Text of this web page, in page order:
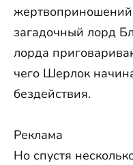
загадочный лорд
лорда
чего Шерлок
бездействия.
Реклама
Но спустя